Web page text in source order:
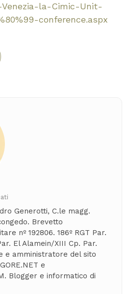
la-Cimic-Unit-
conference.aspx
Generotti, C.le magg.
Brevetto
nº 192806. 186º RGT Par.
El Alamein/XIII Cp. Par.
e amministratore del sito
e
Blogger e informatico di